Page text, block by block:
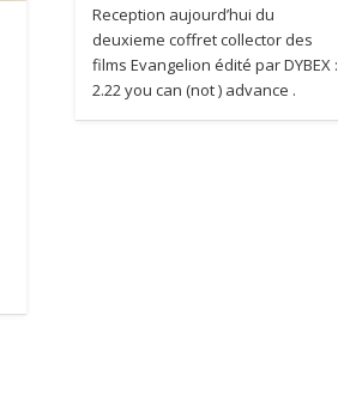
Reception aujourd’hui du
deuxieme coffret collector des
films Evangelion édité par DYBEX :
2.22 you can (not ) advance .